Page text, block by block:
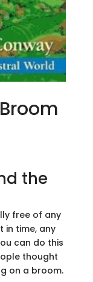
the
free of any
in time, any
can do this
thought
on a broom.